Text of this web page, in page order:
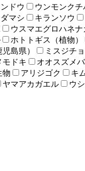
ドウ ウンモンクチ
マシ キランソウ
ウスマエグロハネナ
ホトトギス（植物）
島県） ミスジチ
モドキ オオスズメ
物 アリジゴク キ
ヤマアカガエル ウ